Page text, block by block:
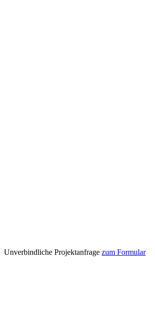
Unverbindliche Projektanfrage zum Formular